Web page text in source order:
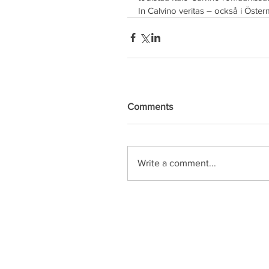
In Calvino veritas – också i
Comments
Write a comment...